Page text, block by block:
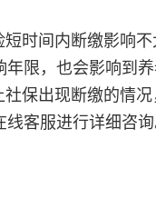
时间内断缴影响
限，也会影响到
保出现断缴的情
线客服进行详细咨